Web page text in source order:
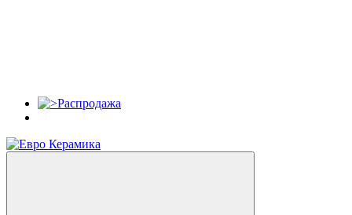
Распродажа